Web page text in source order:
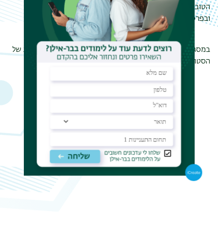
הטובה" לפעילות אקדמית או חברתית ברוח "תקווה ישראלית"
ובפרס 'מרצה מצטיינת' בבר אילן בשנה"ל תש"פ.
במסגרת פעילותה בתוכנית רויטל מרכזת את מסלול ההתמחות של
הסטודנטים ומנהלת את מרכז הגישור בקמפוס בר-אילן.